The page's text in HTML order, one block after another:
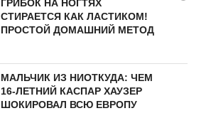
ГРИБОК НА НОГТЯХ
СТИРАЕТСЯ КАК ЛАСТИКОМ!
ПРОСТОЙ ДОМАШНИЙ МЕТОД
МАЛЬЧИК ИЗ НИОТКУДА: ЧЕМ
16-ЛЕТНИЙ КАСПАР ХАУЗЕР
ШОКИРОВАЛ ВСЮ ЕВРОПУ